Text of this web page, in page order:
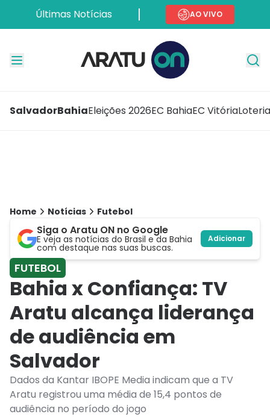
Últimas Notícias AO VIVO
SalvadorBahiaEleições 2026EC BahiaEC Vitória
Home Notícias Futebol
Siga o Aratu ON no Google
E veja as notícias do Brasil e da Bahia
com destaque nas suas buscas.
Adicionar
FUTEBOL
Bahia x Confiança: TV
Aratu alcança liderança
de audiência em
Salvador
Dados da Kantar IBOPE Media indicam que a TV
Aratu registrou uma média de 15,4 pontos de
audiência no período do jogo